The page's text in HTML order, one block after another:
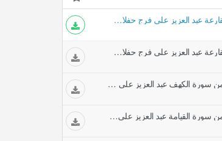
سورة القارعة عبد العزيز علي فرج حفلات تلاوات مجودة
سورة القارعة عبد العزيز علي فرج حفلات تلاوات مجودة
ماتيسر من سورة الكهف عبد العزيز علي فرج حفلات تلاوات مجودة
ماتيسر من سورة القيامة عبد العزيز علي فرج حفلات تلاوات مجودة